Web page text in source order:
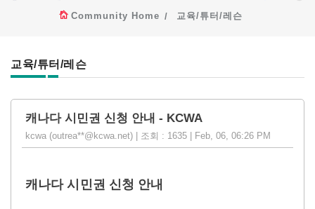
Community Home 교육/튜터/레슨
교육/튜터/레슨
캐나다 시민권 신청 안내 - KCWA
kcwa (outrea**@kcwa.net) | 조회 : 1635 | Feb, 06, 06:26 PM
캐나다 시민권 신청 안내